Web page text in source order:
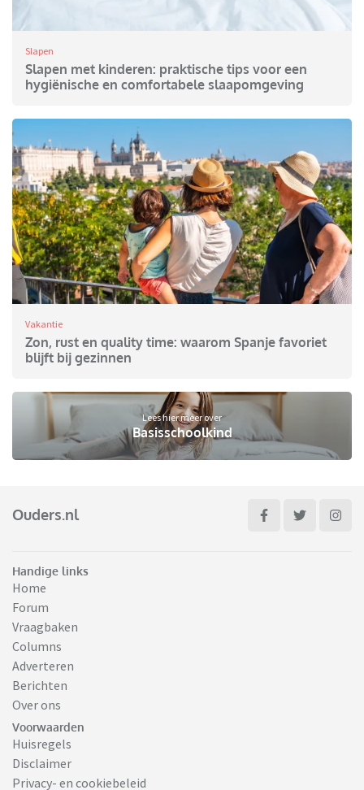
Slapen
Slapen met kinderen: praktische tips voor een
hygiënische en comfortabele slaapomgeving
Vakantie
Zon, rust en quality time: waarom Spanje favoriet
blijft bij gezinnen
Lees hier meer over
Basisschoolkind
Ouders.nl
Handige links
Home
Forum
Vraagbaken
Columns
Adverteren
Berichten
Over ons
Voorwaarden
Huisregels
Disclaimer
Privacy- en cookiebeleid